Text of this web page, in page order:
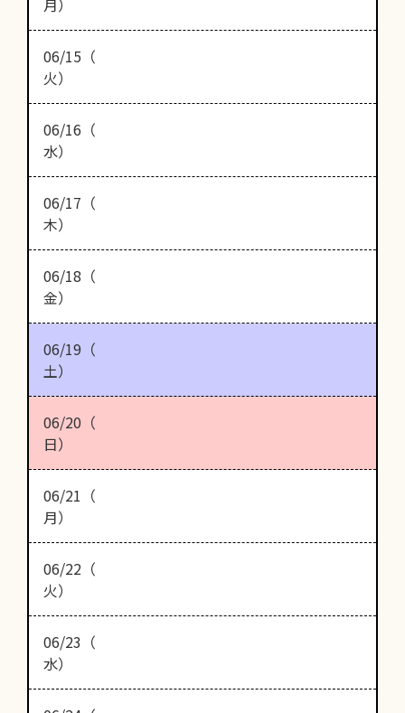
月）
06/15（
火）
06/16（
水）
06/17（
木）
06/18（
金）
06/19（
土）
06/20（
日）
06/21（
月）
06/22（
火）
06/23（
水）